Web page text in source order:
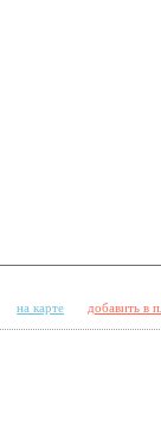
на карте добавить в